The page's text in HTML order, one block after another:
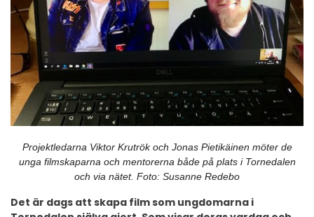
Projektledarna Viktor Krutrök och Jonas Pietikäinen möter de
unga filmskaparna och mentorerna både på plats i Tornedalen
och via nätet. Foto: Susanne Redebo
Det är dags att skapa film som ungdomarna i